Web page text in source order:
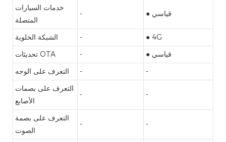
خدمات السيارات
المتصلة
- ● قياسي
الشبكة الخلوية -
● 4G
تحديثات OTA
-
● قياسي
التعرف على الوجه
-
-
التعرف على بصمات
الأصابع
- -
التعرف على بصمة
الصوت
- -